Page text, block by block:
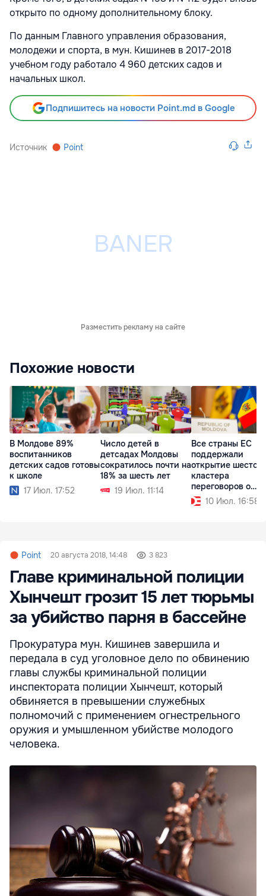
открыто по одному дополнительному блоку.
По данным Главного управления образования,
молодежи и спорта, в мун. Кишинев в 2017-2018
учебном году работало 4 960 детских садов и
начальных школ.
Подпишитесь на новости Point.md в Google
Источник Point
Разместить рекламу на сайте
Похожие новости
В Молдове 89%
воспитанников
детских садов готовы
к школе
17 Июл. 17:52
Число детей в
детсадах Молдовы
сократилось почти на
18% за шесть лет
19 Июл. 11:14
Все страны ЕС
поддержали
открытие шестого
кластера
переговоров о
вступлении
10 Июл. 16:58
Point 20 августа 2018, 14:48 3 823
Главе криминальной полиции
Хынчешт грозит 15 лет тюрьмы
за убийство парня в бассейне
Прокуратура мун. Кишинев завершила и
передала в суд уголовное дело по обвинению
главы службы криминальной полиции
инспектората полиции Хынчешт, который
обвиняется в превышении служебных
полномочий с применением огнестрельного
оружия и умышленном убийстве молодого
человека.